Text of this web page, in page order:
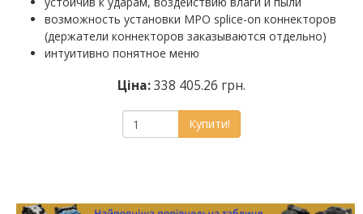
возможность установки MPO splice-on коннекторов
(держатели коннекторов заказываются отдельно)
интуитивно понятное меню
Ціна:338 405.26 грн.
Купити!